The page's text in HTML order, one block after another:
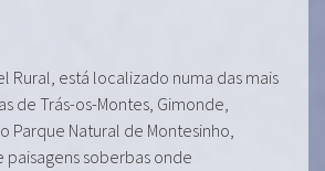
Rural, está localizado numa das mais
de Trás-os-Montes, Gimonde,
Parque Natural de Montesinho,
paisagens soberbas onde